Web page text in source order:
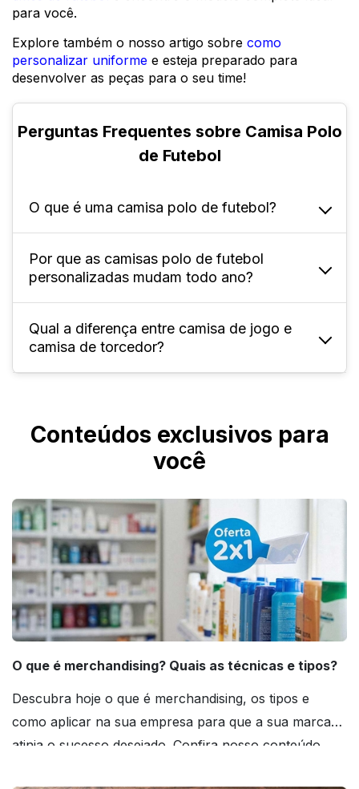
para você.
Explore também o nosso artigo sobre como
personalizar uniforme e esteja preparado para
desenvolver as peças para o seu time!
Perguntas Frequentes sobre Camisa Polo
de Futebol
O que é uma camisa polo de futebol?
Ela é uma peça de vestuário adaptada para a
prática do futebol, que combina o estilo
clássico da polo tradicional com
características que promovem conforto e
desempenho esportivo.
Por que as camisas polo de futebol
personalizadas mudam todo ano?
A mudança das camisas polo de futebol,
bem como de outros modelos, é uma
ferramenta de marketing do time, que busca
torcedores.
Qual a diferença entre camisa de jogo e
camisa de torcedor?
jogadores contam com tecidos que
favorecem o desempenho dentro do campo.
Já para torcedores, o conforto casual é o
Conteúdos exclusivos para
você
O que é merchandising? Quais as técnicas e tipos?
Descubra hoje o que é merchandising, os tipos e
como aplicar na sua empresa para que a sua marca
atinja o sucesso desejado. Confira nosso conteúdo